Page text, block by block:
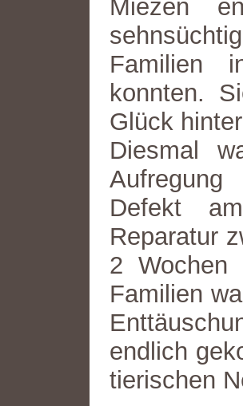
Miezen
Familien
konnten.
Glück
Diesmal
Defekt
Reparatur
2 Wochen
Familien
endlich
tierischen